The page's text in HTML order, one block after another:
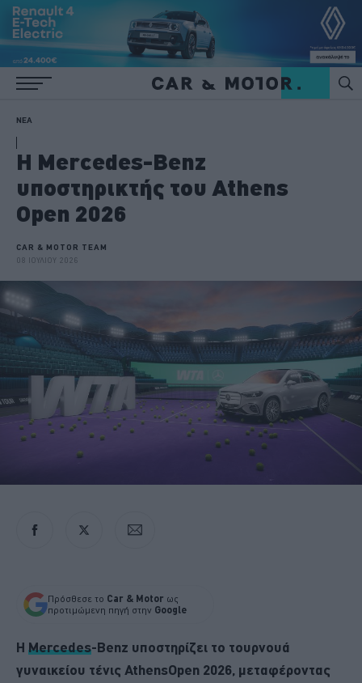
ΝΕΑ
Η Mercedes-Benz
υποστηρικτής του Athens
Open 2026
CAR & MOTOR TEAM
08 ΙΟΥΛΙΟΥ 2026
Πρόσθεσε το Car & Motor ως
προτιμώμενη πηγή στην Google
Η Mercedes-Benz υποστηρίζει το τουρνουά
γυναικείου τένις AthensOpen 2026, μεταφέροντας